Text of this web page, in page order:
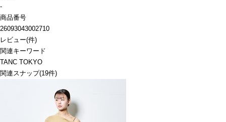
-
商品番号
26093043002710
レビュー(件)
関連キーワード
TANC TOKYO
関連スナップ(19件)